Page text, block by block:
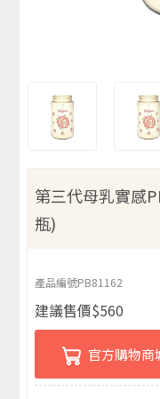
第三代母乳實感
瓶)
產品編號PB81162
建議售價$560
官方購物商